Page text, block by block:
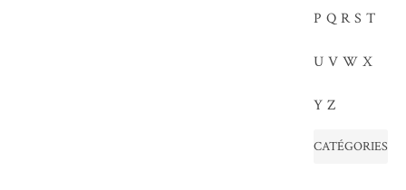
P Q R S T
U V W X
Y Z
CATÉGORIES